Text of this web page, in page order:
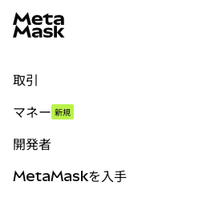
取引
パーペチュアル
RWA
マネー 新規
開発者
MetaMaskを入手